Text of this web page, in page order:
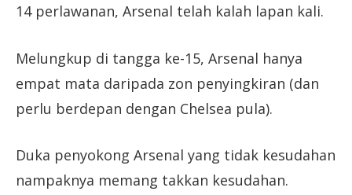
14 perlawanan, Arsenal telah kalah lapan kali.
Melungkup di tangga ke-15, Arsenal hanya
empat mata daripada zon penyingkiran (dan
perlu berdepan dengan Chelsea pula).
Duka penyokong Arsenal yang tidak kesudahan
nampaknya memang takkan kesudahan.